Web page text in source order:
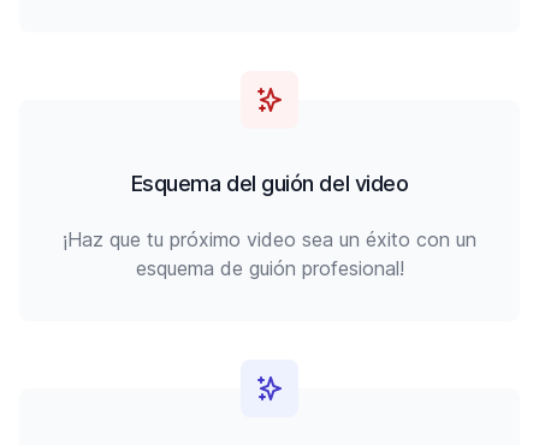
Esquema del guión del video
¡Haz que tu próximo video sea un éxito con un
esquema de guión profesional!